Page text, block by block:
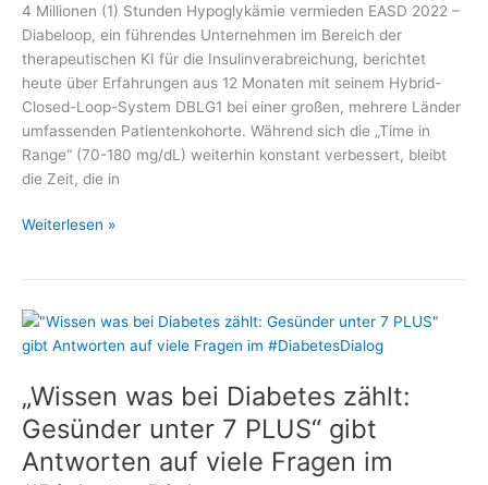
4 Millionen (1) Stunden Hypoglykämie vermieden EASD 2022 –
Diabeloop, ein führendes Unternehmen im Bereich der
therapeutischen KI für die Insulinverabreichung, berichtet
heute über Erfahrungen aus 12 Monaten mit seinem Hybrid-
Closed-Loop-System DBLG1 bei einer großen, mehrere Länder
umfassenden Patientenkohorte. Während sich die „Time in
Range“ (70-180 mg/dL) weiterhin konstant verbessert, bleibt
die Zeit, die in
12
Erfolge
mit
AID:
Weiterlesen »
„Wissen was bei Diabetes zählt:
Gesünder unter 7 PLUS“ gibt
Antworten auf viele Fragen im